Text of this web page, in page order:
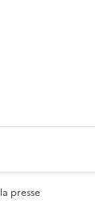
presse